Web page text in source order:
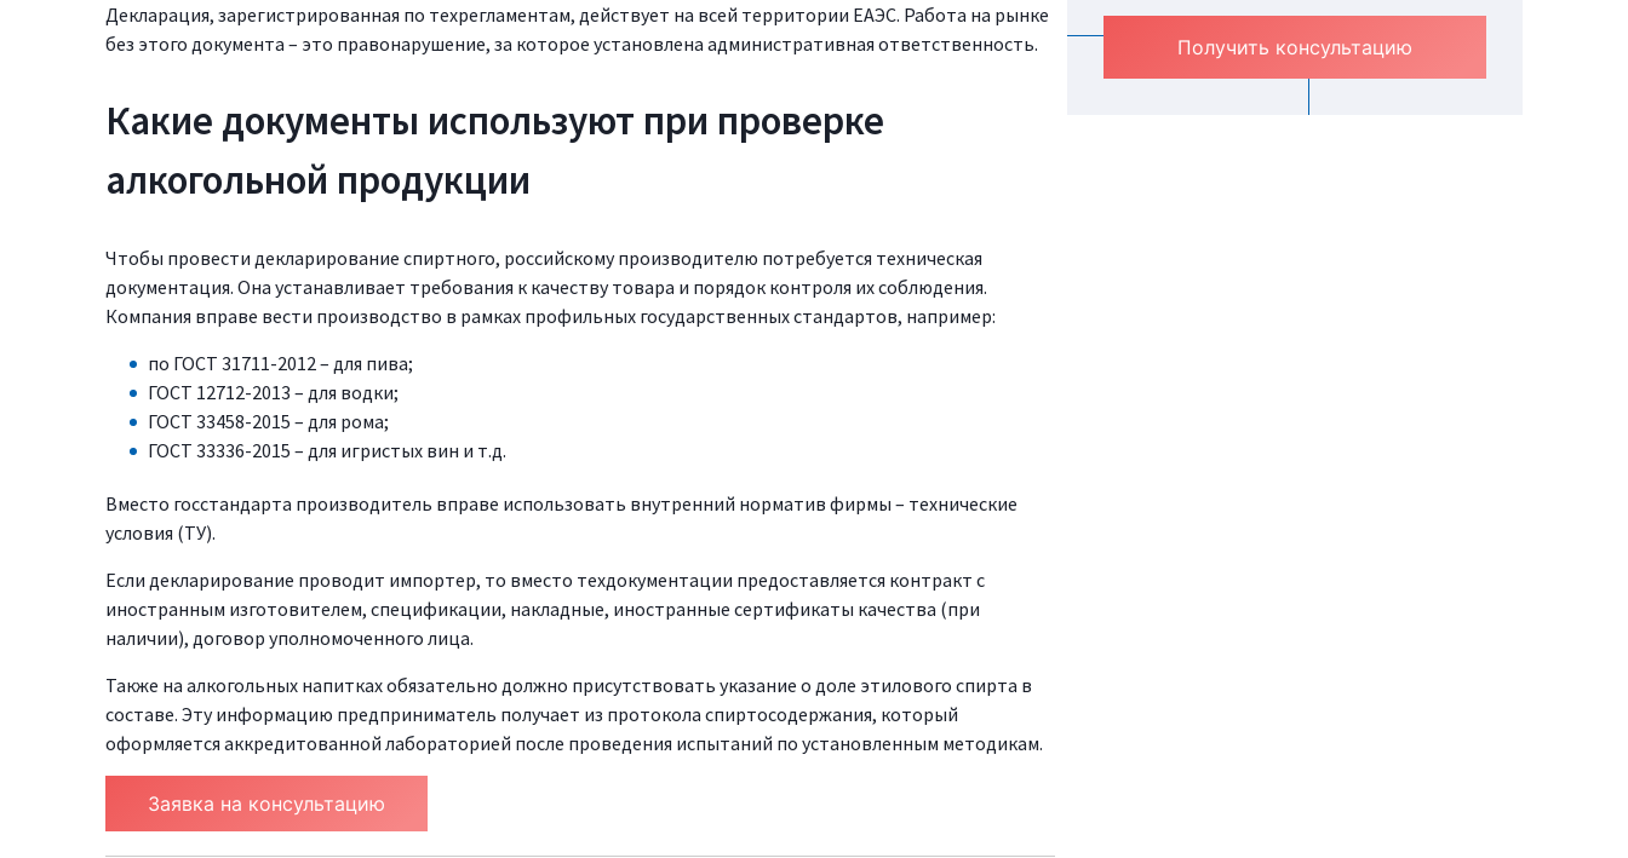
Декларация, зарегистрированная по техрегламентам, действует на всей территории ЕАЭС. Работа на рынке
без этого документа – это правонарушение, за которое установлена административная ответственность.
Какие документы используют при проверке
алкогольной продукции
Чтобы провести декларирование спиртного, российскому производителю потребуется техническая
документация. Она устанавливает требования к качеству товара и порядок контроля их соблюдения.
Компания вправе вести производство в рамках профильных государственных стандартов, например:
по ГОСТ 31711-2012 – для пива;
ГОСТ 12712-2013 – для водки;
ГОСТ 33458-2015 – для рома;
ГОСТ 33336-2015 – для игристых вин и т.д.
Вместо госстандарта производитель вправе использовать внутренний норматив фирмы – технические
условия (ТУ).
Если декларирование проводит импортер, то вместо техдокументации предоставляется контракт с
иностранным изготовителем, спецификации, накладные, иностранные сертификаты качества (при
наличии), договор уполномоченного лица.
Также на алкогольных напитках обязательно должно присутствовать указание о доле этилового спирта в
составе. Эту информацию предприниматель получает из протокола спиртосодержания, который
оформляется аккредитованной лабораторией после проведения испытаний по установленным методикам.
Заявка на консультацию